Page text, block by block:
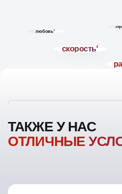
скорость4
любовь1
ТАКЖЕ У НАС
ОТЛИЧНЫЕ